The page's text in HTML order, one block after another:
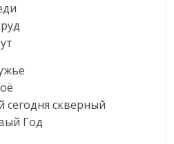
сегодня скверный
Год